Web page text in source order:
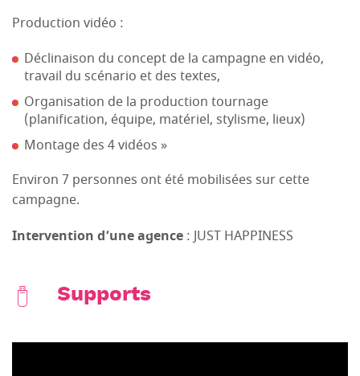
Production vidéo :
Déclinaison du concept de la campagne en vidéo,
travail du scénario et des textes,
Organisation de la production tournage
(planification, équipe, matériel, stylisme, lieux)
Montage des 4 vidéos »
Environ 7 personnes ont été mobilisées sur cette
campagne.
Intervention d’une agence : JUST HAPPINESS
Supports